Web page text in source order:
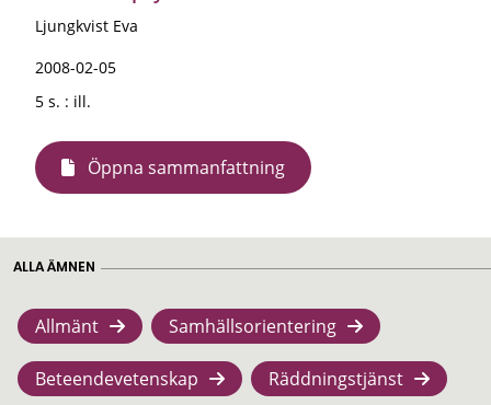
Ljungkvist Eva
2008-02-05
5 s. : ill.
Öppna sammanfattning
ALLA ÄMNEN
Allmänt Samhällsorientering
Beteendevetenskap Räddningstjänst